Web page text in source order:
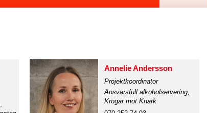
Annelie Andersson
Projektkoordinator
Ansvarsfull alkoholservering,
Krogar mot Knark